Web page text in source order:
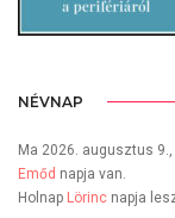
NÉVNAP
Ma 2026. augusztus 9.,
Emőd napja van.
Holnap Lörinc napja